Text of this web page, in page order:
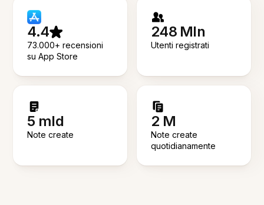
4.4
73.000+ recensioni
su App Store
248 Mln
Utenti registrati
5 mld
Note create
2 M
Note create
quotidianamente